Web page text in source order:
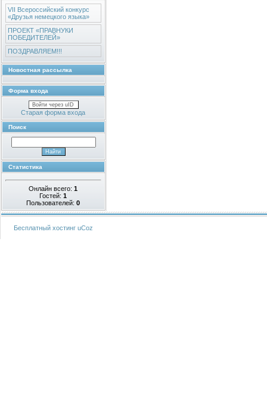
VII Всероссийский конкурс
«Друзья немецкого языка»
ПРОЕКТ «ПРАВНУКИ
ПОБЕДИТЕЛЕЙ»
ПОЗДРАВЛЯЕМ!!!
Новостная рассылка
Форма входа
Войти через uID
Старая форма входа
Поиск
Статистика
Онлайн всего:1
Гостей:1
Пользователей:0
Бесплатный хостинг uCoz